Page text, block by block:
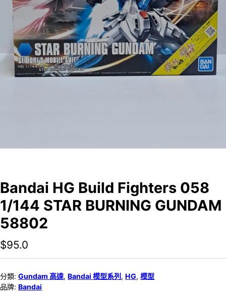
Bandai HG Build Fighters 058
1/144 STAR BURNING GUNDAM
58802
$95.0
分類: Gundam 高達, Bandai 模型系列 , HG, 模型
品牌: Bandai